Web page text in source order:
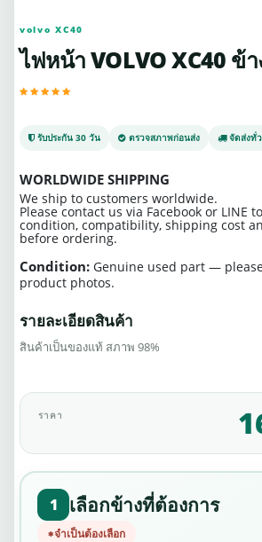
volvo XC40
ไฟหน้า VOLVO XC40 ข้า
รับประกัน 30 วัน ตรวจสภาพก่อนส่ง จัดส่งทั่
WORLDWIDE SHIPPING
We ship to customers worldwide.
Please contact us via Facebook or LINE
condition, compatibility, shipping cost
before ordering.
Condition: Genuine used part —
product photos.
รายละเอียดสินค้า
สินค้าเป็นของแท้ สภาพ 98%
ราคา
1 เลือกข้างที่ต้องการ
จำเป็นต้องเลือก